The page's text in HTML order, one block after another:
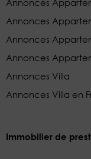
Annonces
Annonces
Annonces
Annonces
Annonces Villa
Annonces Villa en
Immobilier de